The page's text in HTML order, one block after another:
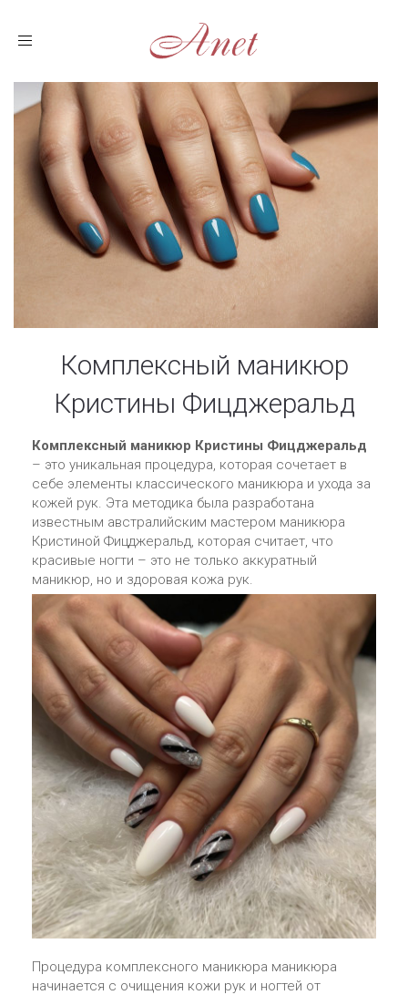
Toggle
Комплексный маникюр
Кристины Фицджеральд
Комплексный маникюр Кристины Фицджеральд
– это уникальная процедура, которая сочетает в
себе элементы классического маникюра и ухода за
кожей рук. Эта методика была разработана
известным австралийским мастером маникюра
Кристиной Фицджеральд, которая считает, что
красивые ногти – это не только аккуратный
маникюр, но и здоровая кожа рук.
Процедура комплексного маникюра маникюра
начинается с очищения кожи рук и ногтей от